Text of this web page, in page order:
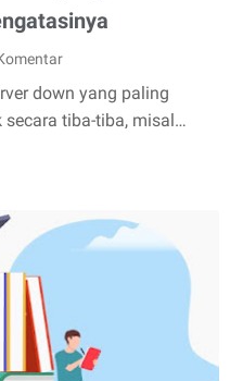
down yang paling
tiba-tiba, misal…